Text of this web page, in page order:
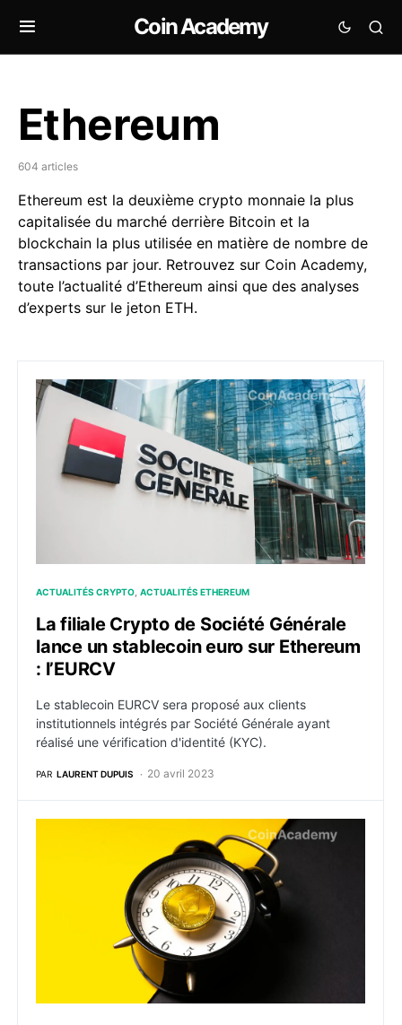
Coin Academy
Ethereum
604 articles
Ethereum est la deuxième crypto monnaie la plus
capitalisée du marché derrière Bitcoin et la
blockchain la plus utilisée en matière de nombre de
transactions par jour. Retrouvez sur Coin Academy,
toute l’actualité d’Ethereum ainsi que des analyses
d’experts sur le jeton ETH.
La filiale Crypto de Société Générale lance un
ACTUALITÉS CRYPTO ACTUALITÉS ETHEREUM
La filiale Crypto de Société Générale
lance un stablecoin euro sur Ethereum
: l’EURCV
Le stablecoin EURCV sera proposé aux clients
institutionnels intégrés par Société Générale ayant
réalisé une vérification d'identité (KYC).
PAR LAURENT DUPUIS 20 avril 2023
Ethereum : 17 jours d’attente pour les demandes de